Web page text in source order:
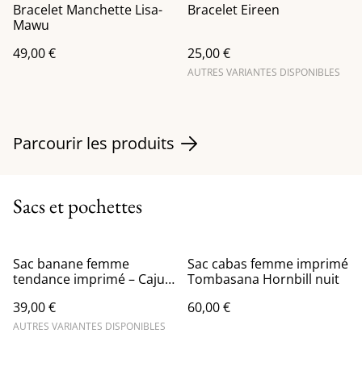
Bracelet Manchette Lisa-
Mawu
49,00 €
Bracelet Eireen
25,00 €
AUTRES VARIANTES DISPONIBLES
Parcourir les produits
Sacs et pochettes
Sac banane femme
tendance imprimé – Caju
39,00 €
AUTRES VARIANTES DISPONIBLES
Sac cabas femme imprimé
Tombasana Hornbill nuit
60,00 €